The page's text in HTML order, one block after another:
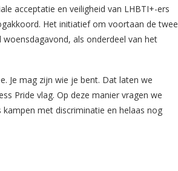
acceptatie en veiligheid van LHBTI+-ers
Het initiatief om voortaan de twee
als onderdeel van het
Je mag zijn wie je bent. Dat laten we
Pride vlag. Op deze manier vragen we
met discriminatie en helaas nog